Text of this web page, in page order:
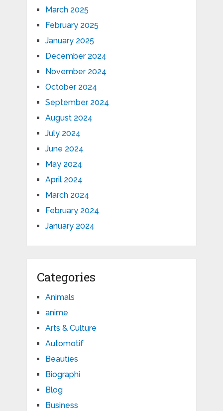
March 2025
February 2025
January 2025
December 2024
November 2024
October 2024
September 2024
August 2024
July 2024
June 2024
May 2024
April 2024
March 2024
February 2024
January 2024
Categories
Animals
anime
Arts & Culture
Automotif
Beauties
Biographi
Blog
Business